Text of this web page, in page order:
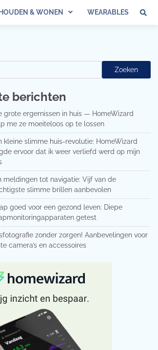
& WONEN WEARABLES
Zoeken
berichten
grote ergernissen in huis — HomeWizard
me ze moeiteloos op te lossen
kleine slimme huis-revolutie: HomeWizard
ervoor dat ik weer verliefd werd op mijn
meldingen tot navigatie: Vijf van de
slimme brillen aanbevolen
goed voor een gezond leven: Diepe
getest
zonder zorgen! Aanbevelingen voor
camera’s en accessoires